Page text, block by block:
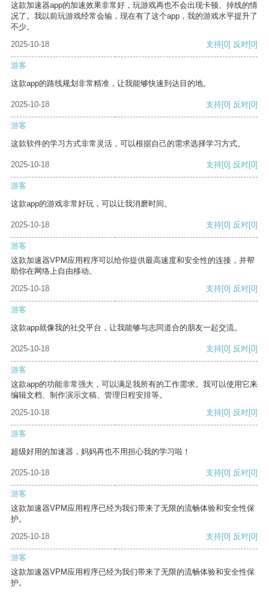
这款加速器app的加速效果非常好，玩游戏再也不会出现卡顿、掉线的情
况了。我以前玩游戏经常会输，现在有了这个app，我的游戏水平提升了
不少。
2025-10-18
支持[0] 反对[0]
游客
这款app的路线规划非常精准，让我能够快速到达目的地。
2025-10-18 支持[0] 反对[0]
游客
这款软件的学习方式非常灵活，可以根据自己的需求选择学习方式。
2025-10-18 支持[0] 反对[0]
游客
这款app的游戏非常好玩，可以让我消磨时间。
2025-10-18 支持[0] 反对[0]
游客
这款加速器VPM应用程序可以给你提供最高速度和安全性的连接，并帮
助你在网络上自由移动。
2025-10-18
支持[0] 反对[0]
游客
这款app就像我的社交平台，让我能够与志同道合的朋友一起交流。
2025-10-18 支持[0] 反对[0]
游客
这款app的功能非常强大，可以满足我所有的工作需求。我可以使用它来
编辑文档、制作演示文稿、管理日程安排等。
2025-10-18
支持[0] 反对[0]
游客
超级好用的加速器，妈妈再也不用担心我的学习啦！
2025-10-18 支持[0] 反对[0]
游客
这款加速器VPM应用程序已经为我们带来了无限的流畅体验和安全性保
护。
2025-10-18
支持[0] 反对[0]
游客
这款加速器VPM应用程序已经为我们带来了无限的流畅体验和安全性保
护。